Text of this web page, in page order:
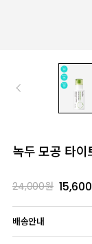
녹두 모공 타
24,000원 15,600
배송안내